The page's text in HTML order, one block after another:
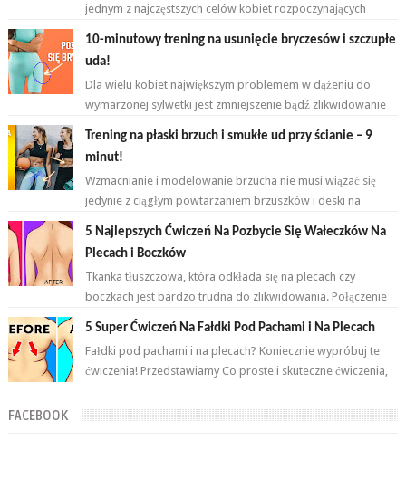
jednym z najczęstszych celów kobiet rozpoczynających
10-minutowy trening na usunięcie bryczesów i szczupłe
uda!
Dla wielu kobiet największym problemem w dążeniu do
wymarzonej sylwetki jest zmniejszenie bądź zlikwidowanie
Trening na płaski brzuch i smukłe ud przy ścianie – 9
minut!
Wzmacnianie i modelowanie brzucha nie musi wiązać się
jedynie z ciągłym powtarzaniem brzuszków i deski na
przemian. Brzuch to nie jeden...
5 Najlepszych Ćwiczeń Na Pozbycie Się Wałeczków Na
Plecach i Boczków
Tkanka tłuszczowa, która odkłada się na plecach czy
boczkach jest bardzo trudna do zlikwidowania. Połączenie
odpowiednich ćwiczeń oraz ...
5 Super Ćwiczeń Na Fałdki Pod Pachami i Na Plecach
Fałdki pod pachami i na plecach? Koniecznie wypróbuj te
ćwiczenia! Przedstawiamy Co proste i skuteczne ćwiczenia,
FACEBOOK